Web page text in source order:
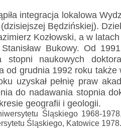
integracja lokalowa
Będzińskiej).
Kozłowski, a w
Bukowy. Od
stopni naukowych
od grudnia 1992 roku także
uzyskał pełnię praw
do nadawania stopnia
geografii i geologii.
Śląskiego 1968-
Śląskiego, Katowice 1978.